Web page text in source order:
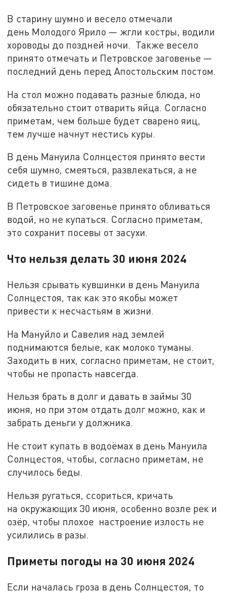
В старину шумно и весело отмечали
день Молодого Ярило — жгли костры, водили
хороводы до поздней ночи. Также весело
принято отмечать и Петровское заговенье —
последний день перед Апостольским постом.
На стол можно подавать разные блюда, но
обязательно стоит отварить яйца. Согласно
приметам, чем больше будет сварено яиц,
тем лучше начнут нестись куры.
В день Мануила Солнцестоя принято вести
себя шумно, смеяться, развлекаться, а не
сидеть в тишине дома.
В Петровское заговенье принято обливаться
водой, но не купаться. Согласно приметам,
это сохранит посевы от засухи.
Что нельзя делать 30 июня 2024
Нельзя срывать кувшинки в день Мануила
Солнцестоя, так как это якобы может
привести к несчастьям в жизни.
На Мануйло и Савелия над землей
поднимаются белые, как молоко туманы.
Заходить в них, согласно приметам, не стоит,
чтобы не пропасть навсегда.
Нельзя брать в долг и давать в займы 30
июня, но при этом отдать долг можно, как и
забрать деньги у должника.
Не стоит купать в водоёмах в день Мануила
Солнцестоя, чтобы, согласно приметам, не
случилось беды.
Нельзя ругаться, ссориться, кричать
на окружающих 30 июня, особенно возле рек и
озёр, чтобы плохое настроение излость не
усилились в разы.
Приметы погоды на 30 июня 2024
Если началась гроза в день Солнцестоя, то